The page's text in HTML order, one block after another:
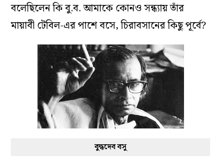
বলেছিলেন কি বু.ব. আমাকে কোনও সন্ধ‌্যায় তাঁর
মায়াবী টেবিল-এর পাশে বসে, চিরাবসানের কিছু পূর্বে?
বুদ্ধদেব বসু